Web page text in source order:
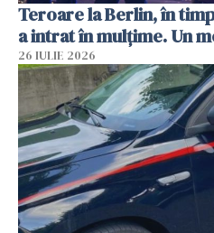
Teroare la Berlin, în
a intrat în mulțime. Un
26 IULIE 2026